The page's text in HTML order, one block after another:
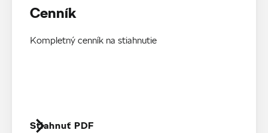
Cenník
Kompletný cenník na stiahnutie
Stiahnuť PDF